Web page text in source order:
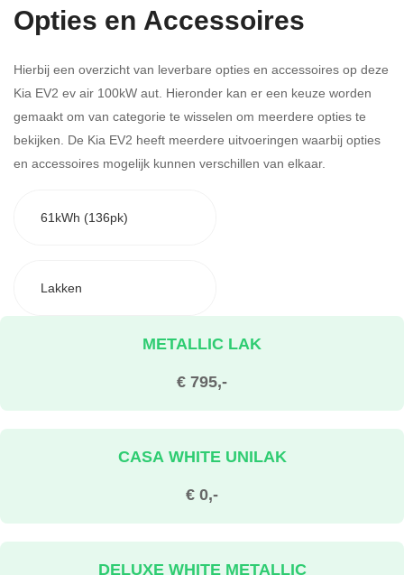
Opties en Accessoires
Hierbij een overzicht van leverbare opties en accessoires op deze
Kia EV2 ev air 100kW aut. Hieronder kan er een keuze worden
gemaakt om van categorie te wisselen om meerdere opties te
bekijken. De Kia EV2 heeft meerdere uitvoeringen waarbij opties
en accessoires mogelijk kunnen verschillen van elkaar.
61kWh (136pk)
Lakken
€ 795,-
METALLIC LAK
€ 0,-
CASA WHITE UNILAK
DELUXE WHITE METALLIC